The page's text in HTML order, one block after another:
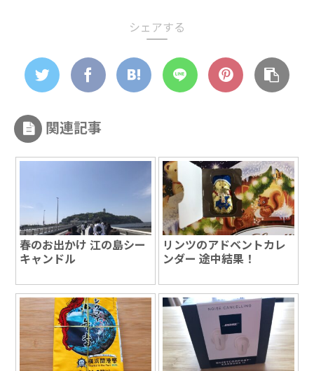
シェアする
関連記事
春のお出かけ 江の島シー
キャンドル
リンツのアドベントカレ
ンダー 途中結果！